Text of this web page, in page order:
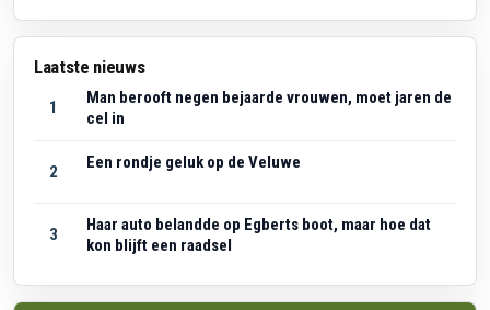
Laatste nieuws
1
Man berooft negen bejaarde vrouwen, moet jaren de
cel in
2 Een rondje geluk op de Veluwe
3
Haar auto belandde op Egberts boot, maar hoe dat
kon blijft een raadsel